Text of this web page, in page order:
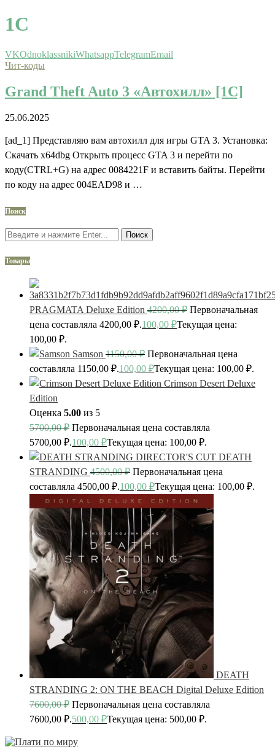
1С
VKOdnoklassnikiWhatsappTelegramEmail
Чит-коды
Grand Theft Auto 3 «Автохилл» [1С]
25.06.2025
[ad_1] Представляю вам автохилл для игры GTA 3. Установка:
Скачать x64dbg Открыть процесс GTA 3 и перейти по
коду(CTRL+G) на адрес 0084221F и вставить байты. Перейти
по коду на адрес 004EAD98 и …
Поиск
Поиск
Товары
PRAGMATA Deluxe Edition 4200,00₽ Первоначальная
цена составляла 4200,00 ₽.100,00 ₽Текущая цена:
100,00 ₽.
Samson 1150,00₽ Первоначальная цена
составляла 1150,00 ₽.100,00 ₽Текущая цена: 100,00 ₽.
Crimson Desert Deluxe
Edition
Оценка 5.00 из 5
5700,00₽ Первоначальная цена составляла
5700,00 ₽.100,00 ₽Текущая цена: 100,00 ₽.
DEATH
STRANDING 4500,00₽ Первоначальная цена
составляла 4500,00 ₽.100,00 ₽Текущая цена: 100,00 ₽.
DEATH
STRANDING 2: ON THE BEACH Digital Deluxe Edition
7600,00₽ Первоначальная цена составляла
7600,00 ₽.500,00 ₽Текущая цена: 500,00 ₽.